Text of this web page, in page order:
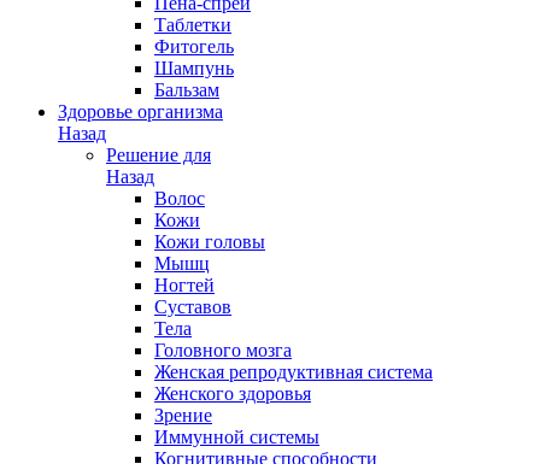
Таблетки
Фитогель
Шампунь
Бальзам
Здоровье организма
Назад
Решение для
Назад
Волос
Кожи
Кожи головы
Мышц
Ногтей
Суставов
Тела
Головного мозга
Женская репродуктивная система
Женского здоровья
Зрение
Иммунной системы
Когнитивные способности